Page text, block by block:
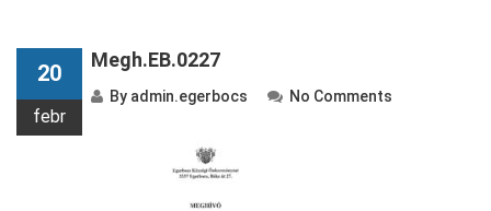
20
febr
Megh.EB.0227
By admin.egerbocs No Comments